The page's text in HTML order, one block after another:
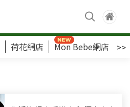
荷花網店 Mon Bebe網店 >>